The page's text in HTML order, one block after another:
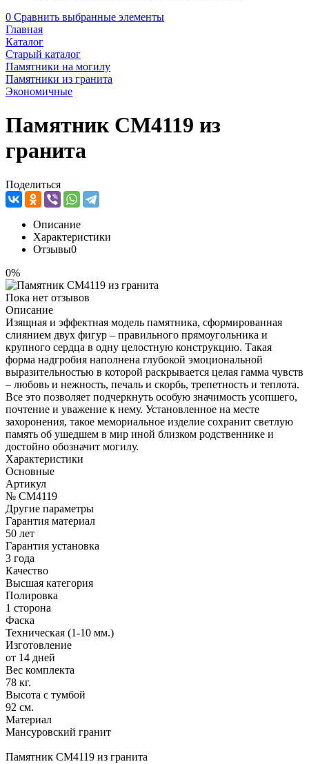
0 Сравнить выбранные элементы
Главная
Каталог
Старый каталог
Памятники на могилу
Памятники из гранита
Экономичные
Памятник CM4119 из
гранита
Поделиться
Описание
Характеристики
Отзывы0
0%
Пока нет отзывов
Описание
Изящная и эффектная модель памятника, сформированная
слиянием двух фигур – правильного прямоугольника и
крупного сердца в одну целостную конструкцию. Такая
форма надгробия наполнена глубокой эмоциональной
выразительностью в которой раскрывается целая гамма чувств
– любовь и нежность, печаль и скорбь, трепетность и теплота.
Все это позволяет подчеркнуть особую значимость усопшего,
почтение и уважение к нему. Установленное на месте
захоронения, такое мемориальное изделие сохранит светлую
память об ушедшем в мир иной близком родственнике и
достойно обозначит могилу.
Характеристики
Основные
Артикул
№ CM4119
Другие параметры
Гарантия материал
50 лет
Гарантия установка
3 года
Качество
Высшая категория
Полировка
1 сторона
Фаска
Техническая (1-10 мм.)
Изготовление
от 14 дней
Вес комплекта
78 кг.
Высота с тумбой
92 см.
Материал
Мансуровский гранит
Памятник CM4119 из гранита